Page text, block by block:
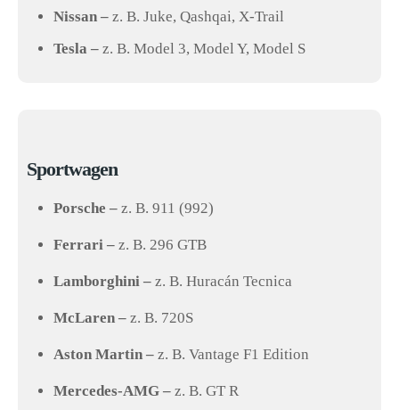
Nissan – z. B. Juke, Qashqai, X-Trail
Tesla – z. B. Model 3, Model Y, Model S
Sportwagen
Porsche – z. B. 911 (992)
Ferrari – z. B. 296 GTB
Lamborghini – z. B. Huracán Tecnica
McLaren – z. B. 720S
Aston Martin – z. B. Vantage F1 Edition
Mercedes-AMG – z. B. GT R